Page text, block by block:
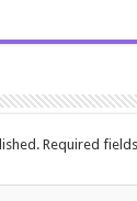
Required